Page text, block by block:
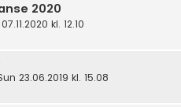
2020
kl. 12.10
23.06.2019 kl. 15.08